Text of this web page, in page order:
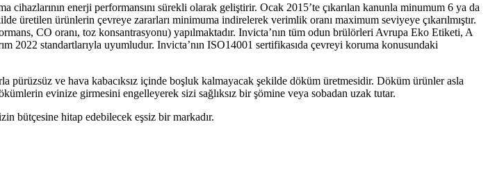
cihazlarının enerji performansını sürekli olarak geliştirir. Ocak 2015’te çıkarılan kanunla minumum 6 ya da
üretilen ürünlerin çevreye zararları minimuma indirelerek verimlik oranı maximum seviyeye çıkarılmıştır.
CO oranı, toz konsantrasyonu) yapılmaktadır. Invicta’nın tüm odun brülörleri Avrupa Eko Etiketi, A
2022 standartlarıyla uyumludur. Invicta’nın ISO14001 sertifikasıda çevreyi koruma konusundaki
pürüzsüz ve hava kabacıksız içinde boşluk kalmayacak şekilde döküm üretmesidir. Döküm ürünler asla
evinize girmesini engelleyerek sizi sağlıksız bir şömine veya sobadan uzak tutar.
bütçesine hitap edebilecek eşsiz bir markadır.